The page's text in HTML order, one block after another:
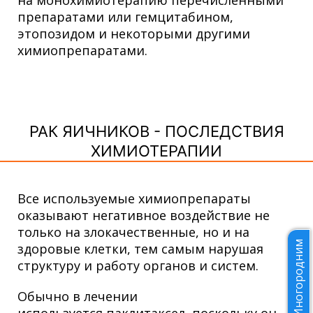
препаратами или гемцитабином,
этопозидом и некоторыми другими
химиопрепаратами.
РАК ЯИЧНИКОВ - ПОСЛЕДСТВИЯ
ХИМИОТЕРАПИИ
Все используемые химиопрепараты
оказывают негативное воздействие не
только на злокачественные, но и на
здоровые клетки, тем самым нарушая
структуру и работу органов и систем.
Обычно в лечении
Иногородним